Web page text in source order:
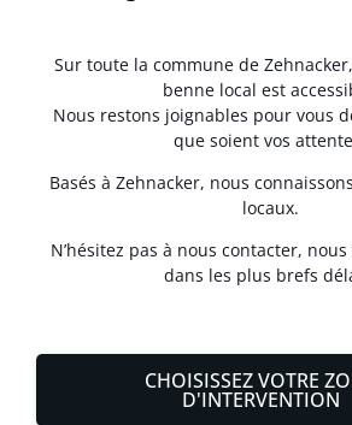
Sur toute la commune de
benne local est
Nous restons joignables pour vous
que soient vos
Basés à Zehnacker, nous
locaux.
N’hésitez pas à nous contacter,
dans les plus brefs
CHOISISSEZ VOTRE
D'INTERVENTION